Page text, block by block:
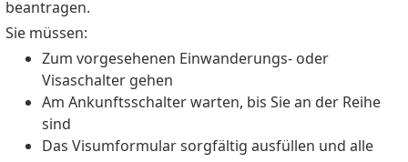
beantragen.
Sie müssen:
Zum vorgesehenen Einwanderungs‑ oder
Visaschalter gehen
Am Ankunftsschalter warten, bis Sie an der Reihe
sind
Das Visumformular sorgfältig ausfüllen und alle